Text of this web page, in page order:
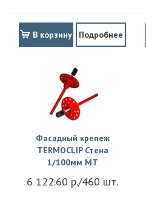
В корзину Подробнее
Фасадный крепеж
TERMOCLIP Стена
1/100мм MT
6 122.60 р./460 шт.